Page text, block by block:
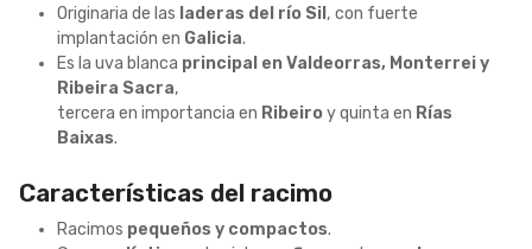
Originaria de las laderas del río Sil , con fuerte
implantación en Galicia.
Es la uva blanca principal en Valdeorras, Monterrei y
Ribeira Sacra,
tercera en importancia en Ribeiroy quinta en Rías
Baixas.
Características del racimo
Racimos pequeños y compactos.